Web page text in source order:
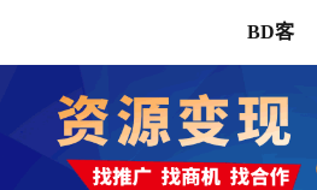
BD客